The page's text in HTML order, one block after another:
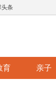
条
育 亲子